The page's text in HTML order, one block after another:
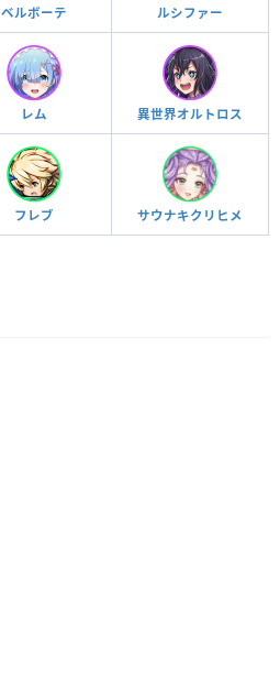
ベルボーテ ルシファー
レム 異世界オルトロス
フレブ サウナキクリヒメ